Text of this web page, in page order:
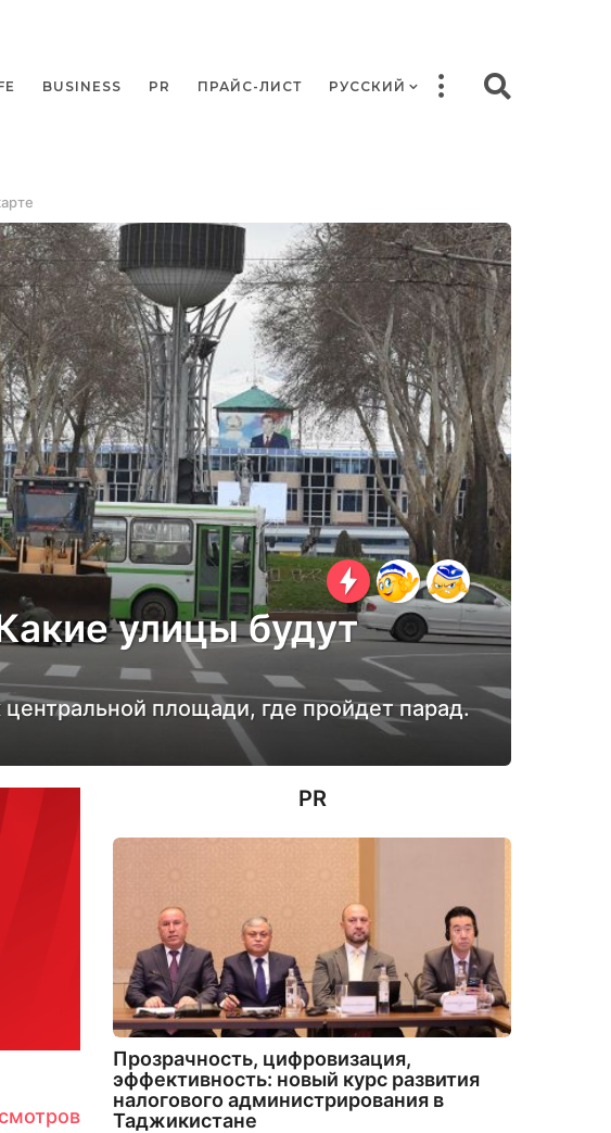
BUSINESS PR ПРАЙС-ЛИСТ РУССКИЙ
улицы будут
площади, где пройдет парад.
PR
Прозрачность, цифровизация,
эффективность: новый курс развития
налогового администрирования в
Таджикистане